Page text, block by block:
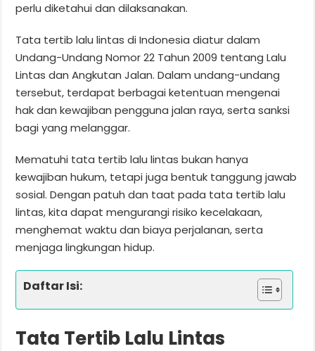
perlu diketahui dan dilaksanakan.
Tata tertib lalu lintas di Indonesia diatur dalam
Undang-Undang Nomor 22 Tahun 2009 tentang Lalu
Lintas dan Angkutan Jalan. Dalam undang-undang
tersebut, terdapat berbagai ketentuan mengenai
hak dan kewajiban pengguna jalan raya, serta sanksi
bagi yang melanggar.
Mematuhi tata tertib lalu lintas bukan hanya
kewajiban hukum, tetapi juga bentuk tanggung jawab
sosial. Dengan patuh dan taat pada tata tertib lalu
lintas, kita dapat mengurangi risiko kecelakaan,
menghemat waktu dan biaya perjalanan, serta
menjaga lingkungan hidup.
Daftar Isi:
Tata Tertib Lalu Lintas